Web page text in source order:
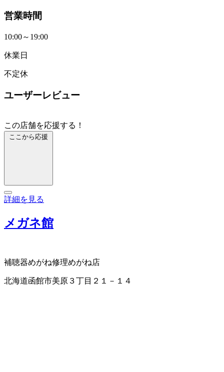
営業時間
10:00～19:00
休業日
不定休
ユーザーレビュー
この店舗を応援する！
ここから応援
詳細を見る
メガネ館
補聴器めがね修理めがね店
北海道函館市美原３丁目２１－１４